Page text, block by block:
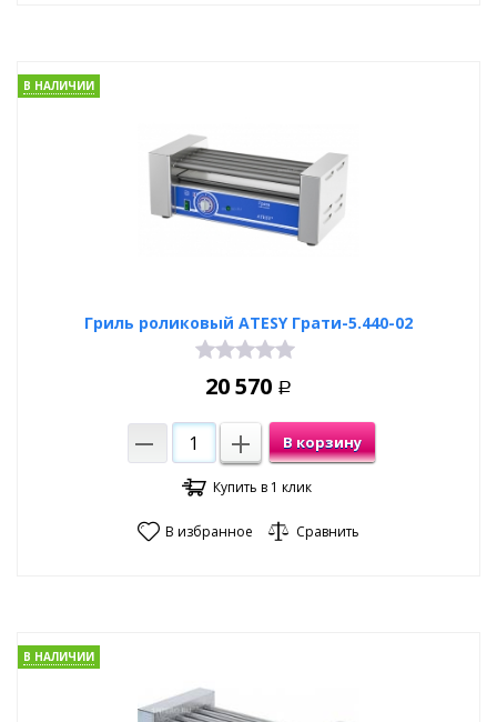
Гриль роликовый ATESY Грати-5.440-02
В НАЛИЧИИ
20 570 Р
В корзину
Купить в 1 клик
В избранное Сравнить
В НАЛИЧИИ